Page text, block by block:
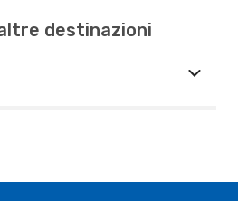
destinazioni